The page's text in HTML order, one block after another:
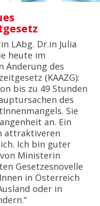
LAbg. Dr.in Julia
heute im
Änderung des
(KAAZG):
bis zu 49 Stunden
des
Sie
an. Ein
attraktiveren
Ich bin guter
Ministerin
Gesetzesnovelle
in Österreich
oder in